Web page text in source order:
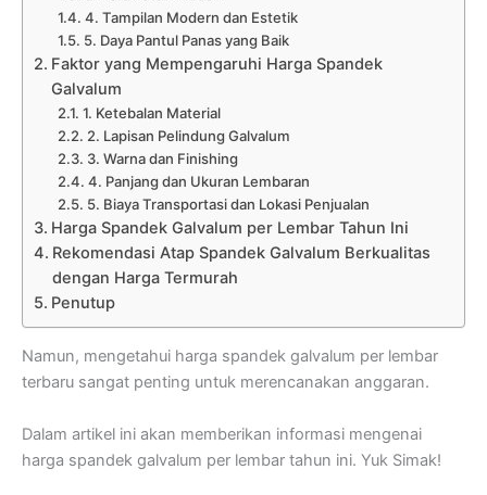
4. Tampilan Modern dan Estetik
5. Daya Pantul Panas yang Baik
Faktor yang Mempengaruhi Harga Spandek
Galvalum
1. Ketebalan Material
2. Lapisan Pelindung Galvalum
3. Warna dan Finishing
4. Panjang dan Ukuran Lembaran
5. Biaya Transportasi dan Lokasi Penjualan
Harga Spandek Galvalum per Lembar Tahun Ini
Rekomendasi Atap Spandek Galvalum Berkualitas
dengan Harga Termurah
Penutup
Namun, mengetahui harga spandek galvalum per lembar
terbaru sangat penting untuk merencanakan anggaran.
Dalam artikel ini akan memberikan informasi mengenai
harga spandek galvalum per lembar tahun ini. Yuk Simak!